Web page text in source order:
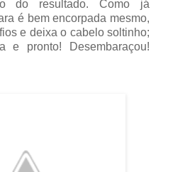
do resultado. Como já
é bem encorpada mesmo,
e deixa o cabelo soltinho;
e pronto! Desembaraçou!